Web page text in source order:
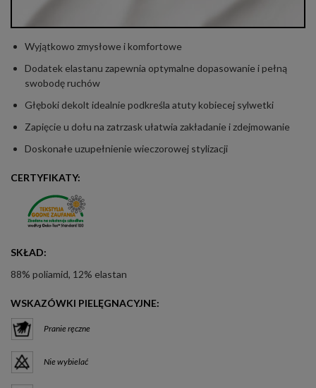
Wyjątkowo zmysłowe i komfortowe
Dodatek elastanu zapewnia optymalne dopasowanie i pełną
swobodę ruchów
Głęboki dekolt idealnie podkreśla atuty kobiecej sylwetki
Zapięcie u dołu na zatrzask ułatwia zakładanie i zdejmowanie
Doskonałe uzupełnienie wieczorowej stylizacji
CERTYFIKATY:
SKŁAD:
88% poliamid, 12% elastan
WSKAZÓWKI PIELĘGNACYJNE:
Pranie ręczne
Nie wybielać